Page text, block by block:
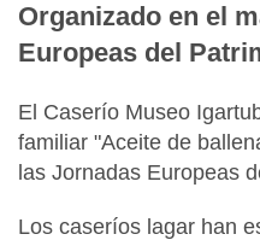
Organizado en el
Europeas del
El Caserío Museo
familiar "Aceite de
las Jornadas Europeas
Los caseríos lagar han